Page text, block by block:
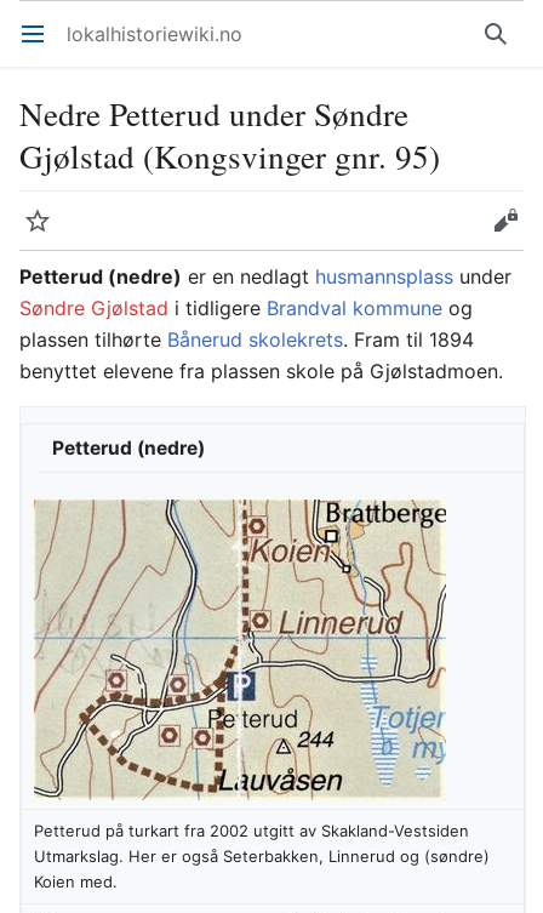
Åpne hovedmenyen lokalhistoriewiki.no Søk
Nedre Petterud under Søndre
Gjølstad (Kongsvinger gnr. 95)
Overvåk
Rediger
Petterud (nedre) er en nedlagt husmannsplass under
Søndre Gjølstad i tidligere Brandval kommune og
plassen tilhørte Bånerud skolekrets. Fram til 1894
benyttet elevene fra plassen skole på Gjølstadmoen.
Petterud (nedre)
Petterud på turkart fra 2002 utgitt av Skakland-Vestsiden
Utmarkslag. Her er også Seterbakken, Linnerud og (søndre)
Koien med.